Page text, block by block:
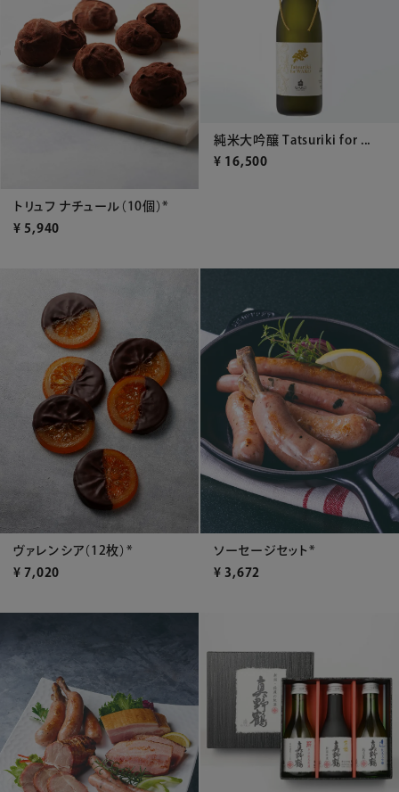
トリュフ ナチュール（10個）*
¥ 5,940
純米大吟醸 Tatsuriki for ...
¥ 16,500
ヴァレンシア（12枚）*
¥ 7,020
ソーセージセット*
¥ 3,672